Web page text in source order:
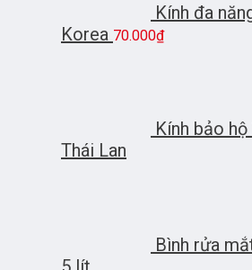
Kính đa
Korea 70.000₫
Kính bảo hộ
Thái Lan
Bình rửa